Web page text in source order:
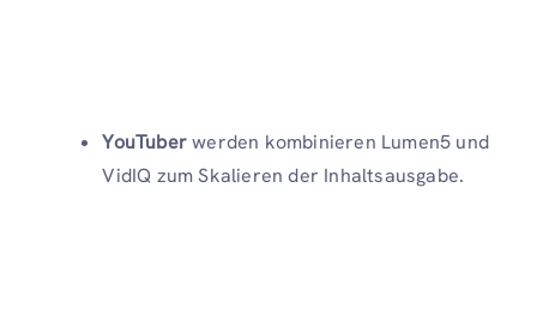
YouTuberwerden kombinieren Lumen5 und
VidIQ zum Skalieren der Inhaltsausgabe.